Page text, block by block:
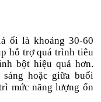
ổi là khoảng 30-60
hỗ trợ quá trình tiêu
bột hiệu quả hơn.
hoặc giữa buổi
mức năng lượng ổn